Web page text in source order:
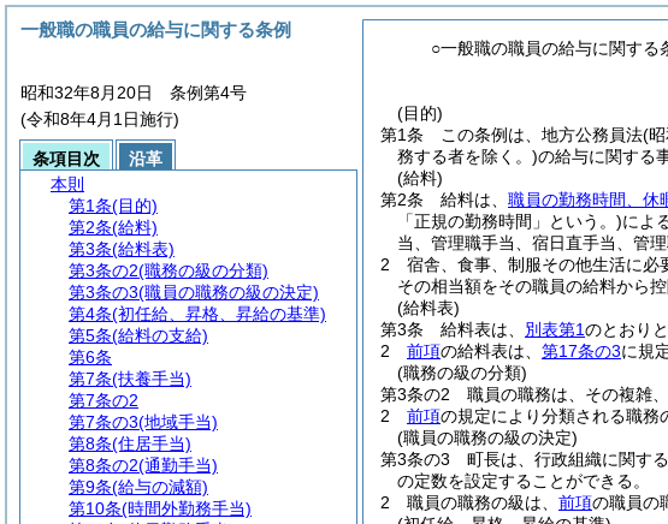
○一般職の職員の給与に関する
(目的)
第1条
この条例は、地方公務員法(
務する者を除く。)の給与に関する
(給料)
第2条
給料は、 職員の勤務時間、休
「正規の勤務時間」という。)によ
当、管理職手当、宿日直手当、管
2
宿舎、食事、制服その他生活に必
その相当額をその職員の給料から控
(給料表)
第3条
給料表は、 別表第1のとおりと
2
前項の給料表は、 第17条の3に規
(職務の級の分類)
第3条の2
職員の職務は、その複雑
2
前項の規定により分類される職務
(職員の職務の級の決定)
第3条の3
町長は、行政組織に関す
の定数を設定することができる。
2
職員の職務の級は、 前項の職員の
一般職の職員の給与に関する条例
昭和32年8月20日 条例第4号
(令和8年4月1日施行)
条項目次
沿革
本則
第1条(目的)
第2条(給料)
第3条(給料表)
第3条の2(職務の級の分類)
第3条の3(職員の職務の級の決定)
第4条(初任給、昇格、昇給の基準)
第5条(給料の支給)
第6条
第7条(扶養手当)
第7条の2
第7条の3(地域手当)
第8条(住居手当)
第8条の2(通勤手当)
第9条(給与の減額)
第10条(時間外勤務手当)